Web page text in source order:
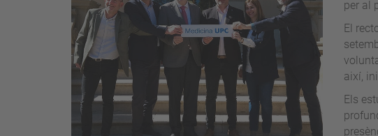
per al
El
així,
Els